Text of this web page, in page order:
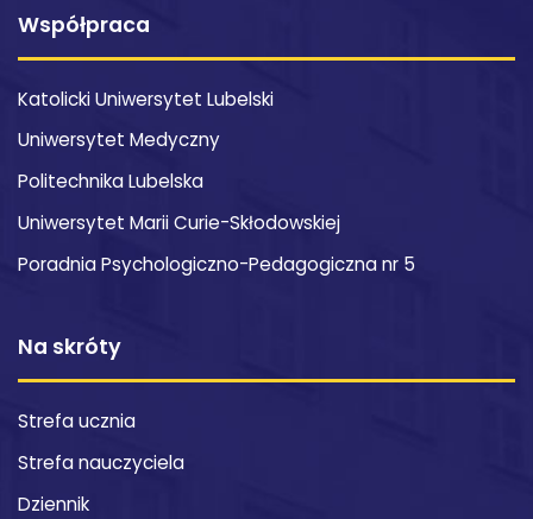
Współpraca
Katolicki Uniwersytet Lubelski
Uniwersytet Medyczny
Politechnika Lubelska
Uniwersytet Marii Curie-Skłodowskiej
Poradnia Psychologiczno-Pedagogiczna nr 5
Na skróty
Strefa ucznia
Strefa nauczyciela
Dziennik